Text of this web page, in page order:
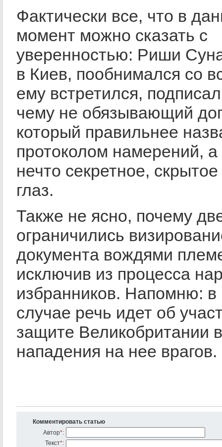
Фактически все, что в
момент можно сказать с
уверенностью: Риши
в Киев, пообнимался со
ему встретился,
чему не обязывающий
который правильнее
протоколом намерений, а
нечто секретное,
глаз.
Также не ясно, почему
ограничились
документа вождями
исключив из процесса
избранников. Напомню:
случае речь идет об
защите Великобритании
нападения на нее
Комментировать статью
Автор*:
Текст*: